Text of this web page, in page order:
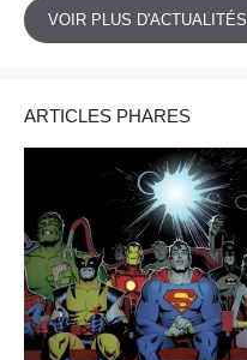
VOIR PLUS D'ACTUALITÉS
ARTICLES PHARES